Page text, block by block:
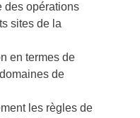
des opérations
sites de la
en termes de
de
les règles de